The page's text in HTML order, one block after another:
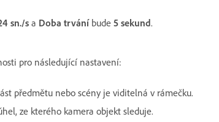
sn./s a Doba trváníbude 5 sekund.
pro následující nastavení:
předmětu nebo scény je viditelná v rámečku.
ze kterého kamera objekt sleduje.